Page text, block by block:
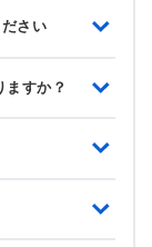
さい
ますか？